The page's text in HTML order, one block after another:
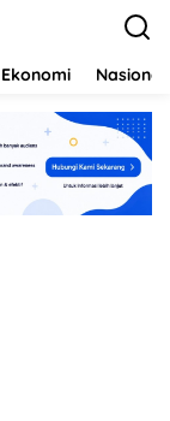
Ekonomi Nasional